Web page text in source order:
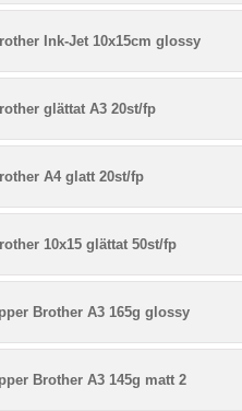
Ink-Jet 10x15cm glossy
glättat A3 20st/fp
A4 glatt 20st/fp
10x15 glättat 50st/fp
Brother A3 165g glossy
Brother A3 145g matt 2